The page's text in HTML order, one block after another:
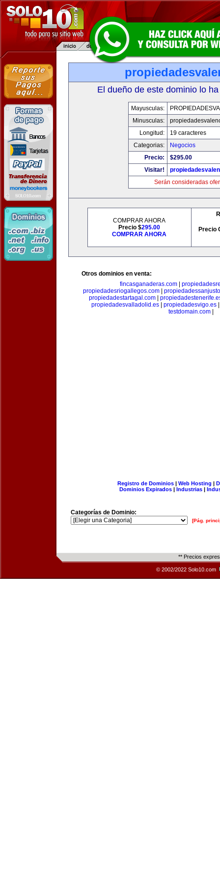
El dueño de este dominio lo
Mayusculas:
Minusculas:
Longitud:
19 caracteres
Categorias:
Negocios
Precio:
$295.00
Visitar!
Serán consideradas
COMPRAR AHORA
Precio $295.00
COMPRAR AHORA
Precio
Otros dominios en venta:
fincasganaderas.com|
propiedadesriogallegos.com|
propiedadestartagal.com|
propiedadesvalladolid.es
propiedadesvigo.es
testdomain.com
Registro de Dominios| Web Hosting |
Dominios Expirados | Industrias |
Categorías de Dominio:
[Pág.
** Precios
© 2002/2022 Solo10.com